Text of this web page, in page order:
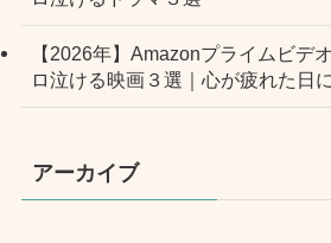
【2026年】Amazonプライムビデ
ロ泣ける映画３選｜心が疲れた日に
アーカイブ